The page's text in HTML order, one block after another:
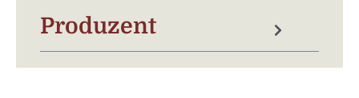
Produzent